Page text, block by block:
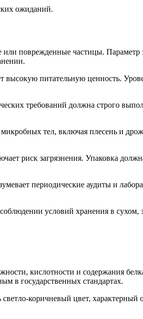
ожиданий.
поврежденные частицы. Параметр
питательную ценность.
требований должна строго
тел, включая плесень и
риск загрязнения. Упаковка
периодические аудиты и
условий хранения в сухом,
кислотности и содержания
в государственных стандартах.
коричневый цвет,